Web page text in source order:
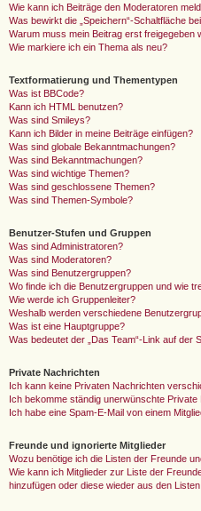
Wie kann ich Beiträge den Moderatoren
Was bewirkt die „Speichern“-Schaltfläche
Warum muss mein Beitrag erst freigegeben
Wie markiere ich ein Thema als neu?
Textformatierung und Thementypen
Was ist BBCode?
Kann ich HTML benutzen?
Was sind Smileys?
Kann ich Bilder in meine Beiträge einfügen?
Was sind globale Bekanntmachungen?
Was sind Bekanntmachungen?
Was sind wichtige Themen?
Was sind geschlossene Themen?
Was sind Themen-Symbole?
Benutzer-Stufen und Gruppen
Was sind Administratoren?
Was sind Moderatoren?
Was sind Benutzergruppen?
Wo finde ich die Benutzergruppen und wie
Wie werde ich Gruppenleiter?
Weshalb werden verschiedene
Was ist eine Hauptgruppe?
Was bedeutet der „Das Team“-Link auf der
Private Nachrichten
Ich kann keine Privaten Nachrichten
Ich bekomme ständig unerwünschte Private
Ich habe eine Spam-E-Mail von einem
Freunde und ignorierte Mitglieder
Wozu benötige ich die Listen der Freunde
Wie kann ich Mitglieder zur Liste der
hinzufügen oder diese wieder aus den